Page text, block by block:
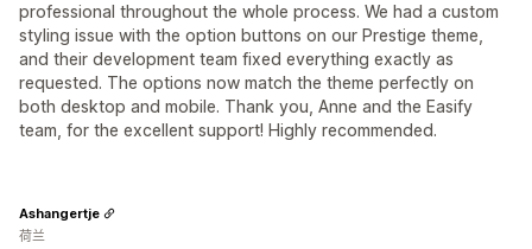
professional throughout the whole process. We had a custom
styling issue with the option buttons on our Prestige theme,
and their development team fixed everything exactly as
requested. The options now match the theme perfectly on
both desktop and mobile. Thank you, Anne and the Easify
team, for the excellent support! Highly recommended.
Ashangertje
荷兰